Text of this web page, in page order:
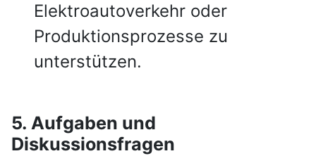
Elektroautoverkehr oder
Produktionsprozesse zu
unterstützen.
5. Aufgaben und
Diskussionsfragen